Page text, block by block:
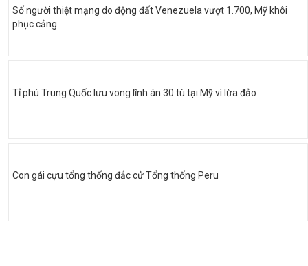
Số người thiệt mạng do động đất Venezuela vượt 1.700, Mỹ khôi
phục cảng
Tỉ phú Trung Quốc lưu vong lĩnh án 30 tù tại Mỹ vì lừa đảo
Con gái cựu tổng thống đắc cử Tổng thống Peru